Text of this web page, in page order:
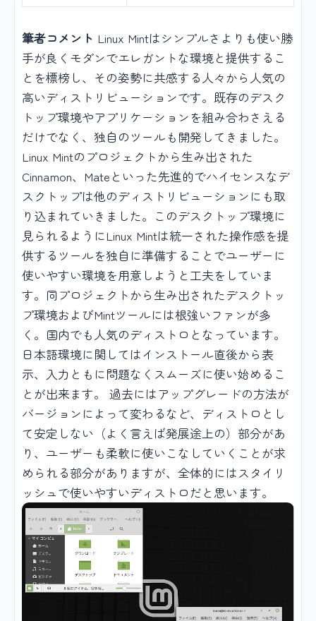
筆者コメント Linux Mintはシンプルさよりも使い勝
手が良くモダンでエレガントな環境と提供するこ
とを標榜し、その姿勢に共感する人々から人気の
高いディストリビューションです。既存のデスク
トップ環境やアプリケーションを組み合わさえる
だけでなく、独自のツールも開発してきました。
Linux Mintのプロジェクトから生み出された
Cinnamon、Mateといった先進的でハイセンスなデ
スクトップは他のディストリビューションにも取
り込まれていきました。このデスクトップ環境に
見られるようにLinux Mintは統一された操作感を提
供するツールを独自に準備することでユーザーに
使いやすい環境を用意しようと工夫をしていま
す。同プロジェクトから生み出されたデスクトッ
プ環境およびMintツールには根強いファンが多
く。国内でも人気のディストロとなっています。
日本語環境に関してはインストール直後から表
示、入力ともに問題なくスムーズに使い始めるこ
とが出来ます。 過去にはアップグレードの方法が
バージョンによって変わるなど、ディストロとし
て安定しない（よく言えば発展途上の）部分があ
り、ユーザーも柔軟に使いこなしていくことが求
められる部分がありますが、全体的にはスタイリ
ッシュで使いやすいディストロだと思います。